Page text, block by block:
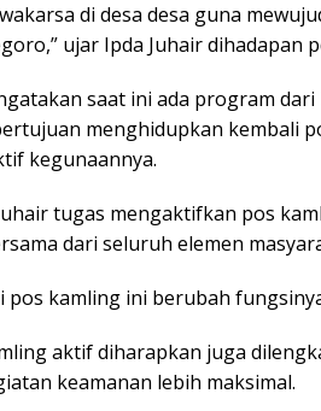
di desa desa guna
ujar Ipda Juhair dihadapan
saat ini ada program
menghidupkan kembali
kegunaannya.
tugas mengaktifkan pos
dari seluruh elemen
pos kamling ini berubah
aktif diharapkan juga
keamanan lebih maksimal.